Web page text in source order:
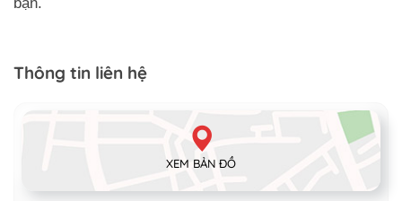
Thông tin liên hệ
XEM BẢN ĐỒ